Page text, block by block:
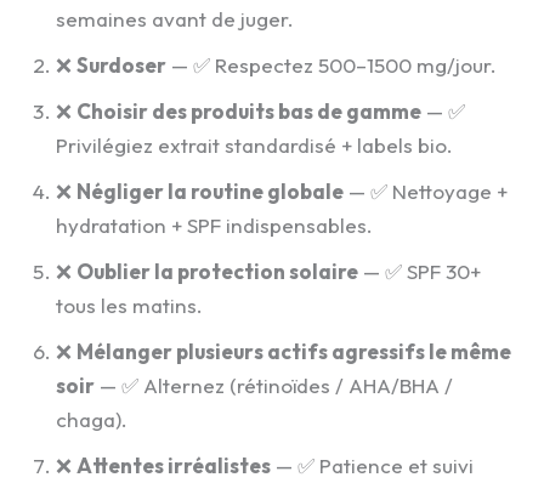
semaines avant de juger.
❌Surdoser — ✅ Respectez 500–1500 mg/jour.
❌ Choisir des produits bas de gamme — ✅
Privilégiez extrait standardisé + labels bio.
❌ Négliger la routine globale — ✅ Nettoyage +
hydratation + SPF indispensables.
❌ Oublier la protection solaire — ✅ SPF 30+
tous les matins.
❌ Mélanger plusieurs actifs agressifs le même
soir — ✅ Alternez (rétinoïdes / AHA/BHA /
chaga).
❌Attentes irréalistes — ✅ Patience et suivi